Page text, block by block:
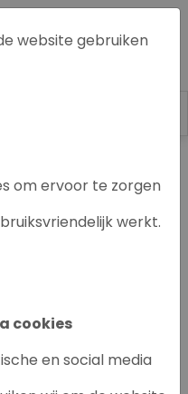
website gebruiken
om ervoor te zorgen
werkt.
cookies
en social media